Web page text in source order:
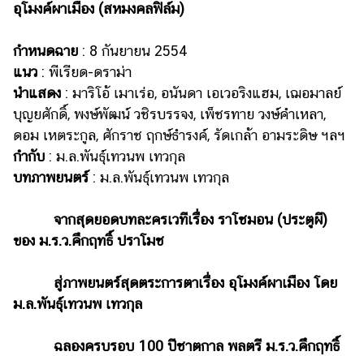
อุโมงค์ผาเมือง (สหมงคลฟิล์ม)
กำหนดฉาย : 8 กันยายน 2554
แนว : พีเรียด-ดราม่า
นำแสดง : มาริโอ้ เมาเร่อ, อนันดา เอเวอริงแฮม, เฌอมาลย์
บุญยศักดิ์, พงษ์พัฒน์ วชิรบรรจง, เพ็ชรทาย วงษ์คำเหลา,
ดอม เหตระกูล, ศักราช ฤกษ์ธำรงค์, รัดเกล้า อามระดิษ ฯลฯ
กำกับ : ม.ล.พันธุ์เทวนพ เทวกุล
บทภาพยนตร์: ม.ล.พันธุ์เทวนพ เทวกุล
จากสุดยอดบทละครเวทีเรื่อง ราโชมอน (ประตูผี)
ของ ม.ร.ว.คึกฤทธิ์ ปราโมช
สู่ภาพยนตร์สุดตระการตาเรื่อง อุโมงค์ผาเมือง โดย
ม.ล.พันธุ์เทวนพ เทวกุล
ฉลองครบรอบ 100 ปีชาตกาล พลตรี ม.ร.ว.คึกฤทธิ์